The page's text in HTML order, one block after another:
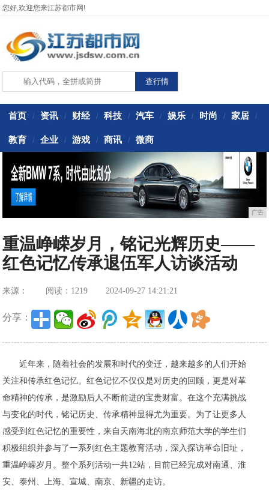
您好,欢迎您来江苏都市网!
首页 / 资讯 / 财经 / 科技 / 汽车 / 娱乐 / 时尚 / 家居 /
教育 / 企业 / 游戏 / 商讯 / 微商
广告
重温峥嵘岁月，铭记光辉历史——
红色记忆传承退伍军人访谈活动
来源： 阅读：1219 2024-09-27 14:21:21
分享：
近年来，随着社会的发展和时代的变迁，越来越多的人们开始
关注和传承红色记忆。红色记忆不仅仅是对历史的回顾，更是对革
命精神的传承，是激励后人不断前进的宝贵财富。在这个充满挑战
与变化的时代，铭记历史、传承精神显得尤为重要。为了让更多人
感受到红色记忆的重要性，来自天南海北的南京师范大学的学生们
积极组织并参与了一系列红色主题教育活动，深入探访革命旧址，
重温峥嵘岁月。整个系列活动一共12站，目前已经完成对南通、淮
安、泰州、上海、宣城、南京、新疆的走访。